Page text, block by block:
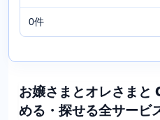
0件
お嬢さまとオレさまと
める・探せる全サービ